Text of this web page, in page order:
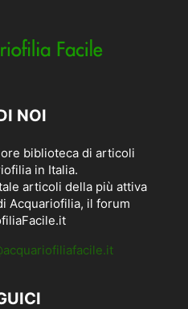
NOI
biblioteca di articoli
in Italia.
articoli della più attiva
Acquariofilia, il forum